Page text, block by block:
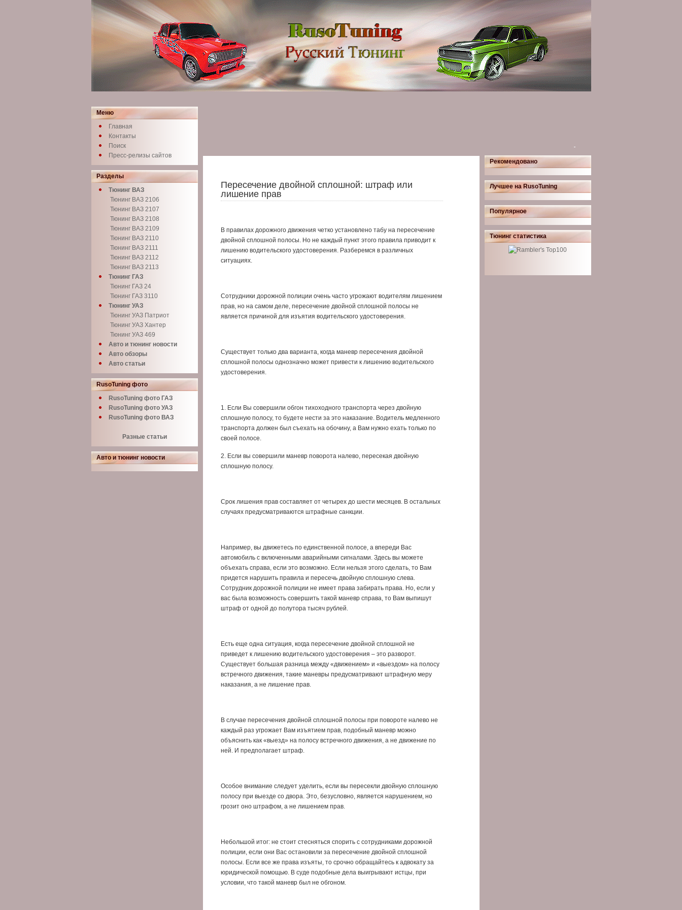
Меню
Главная
Контакты
Поиск
Пресс-релизы сайтов
Разделы
Тюнинг ВАЗ
Тюнинг ВАЗ 2106
Тюнинг ВАЗ 2107
Тюнинг ВАЗ 2108
Тюнинг ВАЗ 2109
Тюнинг ВАЗ 2110
Тюнинг ВАЗ 2111
Тюнинг ВАЗ 2112
Тюнинг ВАЗ 2113
Тюнинг ГАЗ
Тюнинг ГАЗ 24
Тюнинг ГАЗ 3110
Тюнинг УАЗ
Тюнинг УАЗ Патриот
Тюнинг УАЗ Хантер
Тюнинг УАЗ 469
Авто и тюнинг новости
Авто обзоры
Авто статьи
RusoTuning фото
RusoTuning фото ГАЗ
RusoTuning фото УАЗ
RusoTuning фото ВАЗ
Разные статьи
Авто и тюнинг новости
Пересечение двойной сплошной: штраф или
лишение прав
В правилах дорожного движения четко установлено табу на пересечение
двойной сплошной полосы. Но не каждый пункт этого правила приводит к
лишению водительского удостоверения. Разберемся в различных
ситуациях.
Сотрудники дорожной полиции очень часто угрожают водителям лишением
прав, но на самом деле, пересечение двойной сплошной полосы не
является причиной для изъятия водительского удостоверения.
Существует только два варианта, когда маневр пересечения двойной
сплошной полосы однозначно может привести к лишению водительского
удостоверения.
1. Если Вы совершили обгон тихоходного транспорта через двойную
сплошную полосу, то будете нести за это наказание. Водитель медленного
транспорта должен был съехать на обочину, а Вам нужно ехать только по
своей полосе.
2. Если вы совершили маневр поворота налево, пересекая двойную
сплошную полосу.
Срок лишения прав составляет от четырех до шести месяцев. В остальных
случаях предусматриваются штрафные санкции.
Например, вы движетесь по единственной полосе, а впереди Вас
автомобиль с включенными аварийными сигналами. Здесь вы можете
объехать справа, если это возможно. Если нельзя этого сделать, то Вам
придется нарушить правила и пересечь двойную сплошную слева.
Сотрудник дорожной полиции не имеет права забирать права. Но, если у
вас была возможность совершить такой маневр справа, то Вам выпишут
штраф от одной до полутора тысяч рублей.
Есть еще одна ситуация, когда пересечение двойной сплошной не
приведет к лишению водительского удостоверения – это разворот.
Существует большая разница между «движением» и «выездом» на полосу
встречного движения, такие маневры предусматривают штрафную меру
наказания, а не лишение прав.
В случае пересечения двойной сплошной полосы при повороте налево не
каждый раз угрожает Вам изъятием прав, подобный маневр можно
объяснить как «выезд» на полосу встречного движения, а не движение по
ней. И предполагает штраф.
Особое внимание следует уделить, если вы пересекли двойную сплошную
полосу при выезде со двора. Это, безусловно, является нарушением, но
грозит оно штрафом, а не лишением прав.
Небольшой итог: не стоит стесняться спорить с сотрудниками дорожной
полиции, если они Вас остановили за пересечение двойной сплошной
полосы. Если все же права изъяты, то срочно обращайтесь к адвокату за
юридической помощью. В суде подобные дела выигрывают истцы, при
условии, что такой маневр был не обгоном.
Рекомендовано
Лучшее на RusoTuning
Популярное
Тюнинг статистика